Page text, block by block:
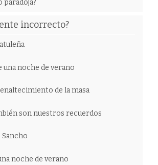
paradoja?
incorrecto?
una noche de verano
de la masa
son nuestros recuerdos
noche de verano